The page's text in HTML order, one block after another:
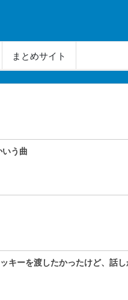
まとめサイト
う曲
キーを渡したかったけど、話